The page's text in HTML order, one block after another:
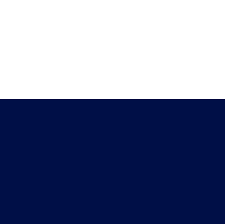
kan
kan